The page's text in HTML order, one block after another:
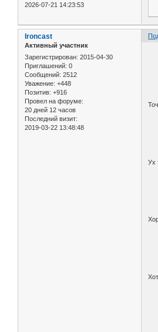
2026-07-21 14:23:53
Ironcast
Активный участник
Зарегистрирован: 2015-04-30
Приглашений: 0
Сообщений: 2512
Уважение: +448
Позитив: +916
Провел на форуме:
20 дней 12 часов
Последний визит:
2019-03-22 13:48:48
Ух